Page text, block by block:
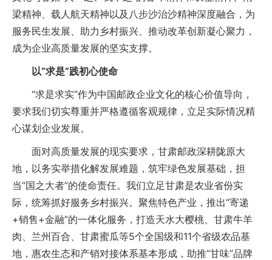
梁精神、载人航天精神以及八步沙治沙精神深度融合，为
服务民生发展、助力乡村振兴、推动改革创新凝心聚力，
成为企业高质量发展的坚实支撑。
以“求是”践初心使命
“求是求实”作为中国邮政企业文化的核心价值导向，
要求我们切实尊重并严格遵循客观规律，立足实际情况精
心谋划企业发展。
面对高质量发展的现实要求，甘肃邮政深耕陇原大
地，以务实举措化解发展难题，筑牢绿色发展基础，担
当“国之大者”的使命责任。我们立足甘肃是农业省份实
际，统筹抓好服务乡村振兴。聚焦特色产业，推出“寄递
+销售+金融”的一体化服务，打造天水大樱桃、甘肃牛羊
肉、兰州百合、甘肃蜜瓜等5个全国级和11个省级农品基
地，惠农生态和产销对接体系基本形成，助推“甘味”品牌